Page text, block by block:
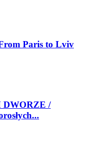
Paris to Lviv
/